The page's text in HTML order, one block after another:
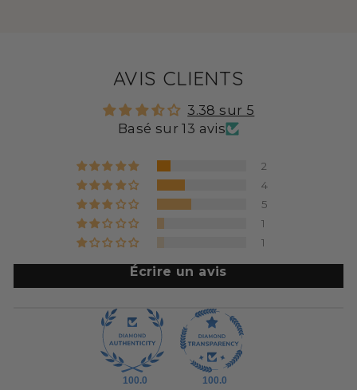
AVIS CLIENTS
3.38 sur 5
Basé sur 13 avis
2
4
5
1
1
Écrire un avis
100.0 100.0